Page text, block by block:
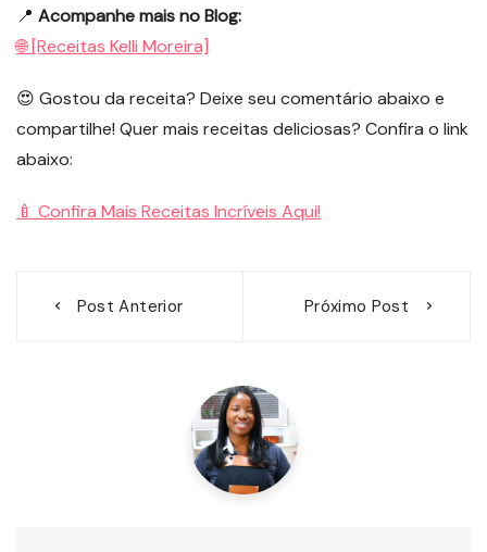
📍 Acompanhe mais no Blog:
🌐 [Receitas Kelli Moreira]
😍 Gostou da receita? Deixe seu comentário abaixo e
compartilhe! Quer mais receitas deliciosas? Confira o link
abaixo:
🍼 Confira Mais Receitas Incríveis Aqui!
Post Anterior Próximo Post